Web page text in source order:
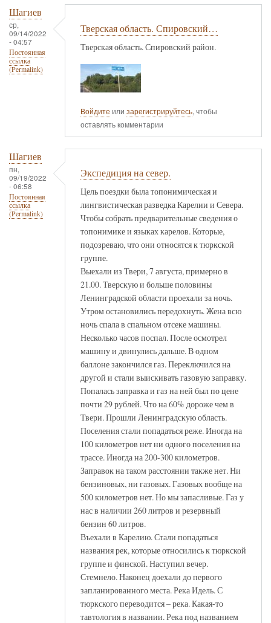
Шагиев
ср,
09/14/2022
- 04:57
Постоянная
ссылка
(Permalink)
Тверская область. Спировский…
Тверская область. Спировский район.
Войдите или зарегистрируйтесь, чтобы
оставлять комментарии
Шагиев
пн,
09/19/2022
- 06:58
Постоянная
ссылка
(Permalink)
Экспедиция на север.
Цель поездки была топонимическая и
лингвистическая разведка Карелии и Севера.
Чтобы собрать предварительные сведения о
топонимике и языках карелов. Которые,
подозреваю, что они относятся к тюркской
группе.
Выехали из Твери, 7 августа, примерно в
21.00. Тверскую и больше половины
Ленинградской области проехали за ночь.
Утром остановились передохнуть. Жена всю
ночь спала в спальном отсеке машины.
Несколько часов поспал. После осмотрел
машину и двинулись дальше. В одном
баллоне закончился газ. Переключился на
другой и стали выискивать газовую заправку.
Попалась заправка и газ на ней был по цене
почти 29 рублей. Что на 60% дороже чем в
Твери. Прошли Ленинградскую область.
Поселения стали попадаться реже. Иногда на
100 километров нет ни одного поселения на
трассе. Иногда на 200-300 километров.
Заправок на таком расстоянии также нет. Ни
бензиновых, ни газовых. Газовых вообще на
500 километров нет. Но мы запасливые. Газ у
нас в наличии 260 литров и резервный
бензин 60 литров.
Въехали в Карелию. Стали попадаться
названия рек, которые относились к тюркской
группе и финской. Наступил вечер.
Стемнело. Наконец доехали до первого
запланированного места. Река Идель. С
тюркского переводится – река. Какая-то
тавтология в названии. Река под названием